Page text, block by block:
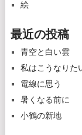
絵
最近の投稿
青空と白い雲
私はこうなりた
電線に思う
暑くなる前に
小鶴の新地